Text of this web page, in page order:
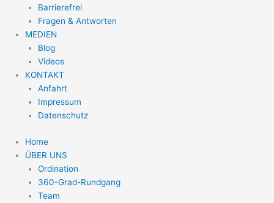
Barrierefrei
Fragen & Antworten
MEDIEN
Blog
Videos
KONTAKT
Anfahrt
Impressum
Datenschutz
Home
ÜBER UNS
Ordination
360-Grad-Rundgang
Team